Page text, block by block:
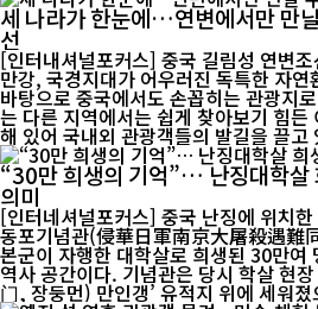
세 나라가 한눈에…연변에서만 만
선
[인터내셔널포커스] 중국 길림성 연변
만강, 국경지대가 어우러진 독특한 자연
바탕으로 중국에서도 손꼽히는 관광지
는 다른 지역에서는 쉽게 찾아보기 힘든
“30만 희생의 기억”… 난징대학살
의미
[인터네셔널포커스] 중국 난징에 위치
동포기념관(侵華日軍南京大屠殺遇難
본군이 자행한 대학살로 희생된 30만여
역사 공간이다. 기념관은 당시 학살 현
门, 장둥먼) 만인갱’ 유적지 위에 세워